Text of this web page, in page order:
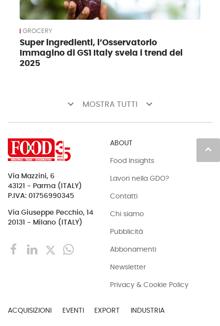
GROCERY
Super ingredienti, l’Osservatorio
Immagino di GS1 Italy svela i trend del
2025
keyboard_arrow_down MOSTRA TUTTI keyboard_arrow_down
keyboard_arrow_up
Via Mazzini, 6
43121 - Parma (ITALY)
P.IVA: 01756990345
Via Giuseppe Pecchio, 14
20131 - Milano (ITALY)
ABOUT
Food Insights
Lavori nella GDO?
Contatti
Chi siamo
Pubblicità
Abbonamenti
Newsletter
Privacy & Cookie Policy
ACQUISIZIONI EVENTI EXPORT INDUSTRIA